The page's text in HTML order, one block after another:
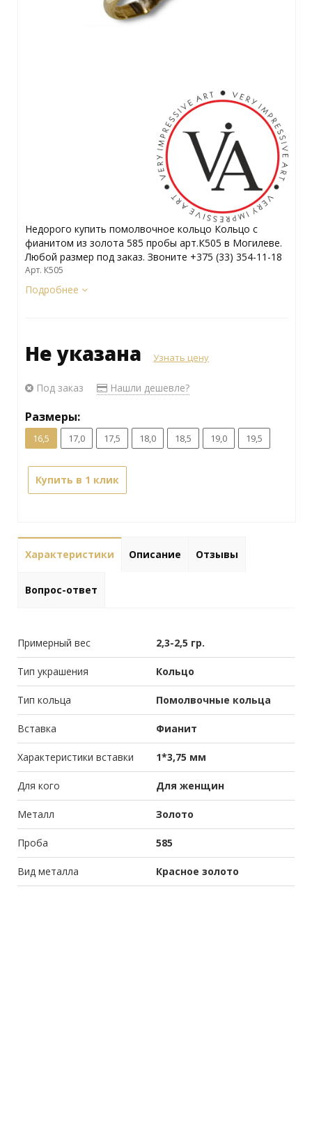
Недорого купить помолвочное кольцо Кольцо с
фианитом из золота 585 пробы арт.К505 в Могилеве.
Любой размер под заказ. Звоните +375 (33) 354-11-18
Арт. К505
Подробнее
Не указана Узнать цену
Под заказ Нашли дешевле?
Размеры:
16,5 17,0 17,5 18,0 18,5 19,0 19,5
Купить в 1 клик
Характеристики Описание Отзывы
Вопрос-ответ
Примерный вес 2,3-2,5 гр.
Тип украшения Кольцо
Тип кольца Помолвочные кольца
Вставка Фианит
Характеристики вставки 1*3,75 мм
Для кого Для женщин
Металл Золото
Проба 585
Вид металла Красное золото